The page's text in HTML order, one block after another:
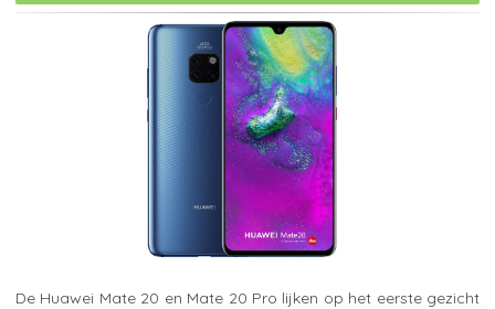
De Huawei Mate 20 en Mate 20 Pro lijken op het eerste gezicht